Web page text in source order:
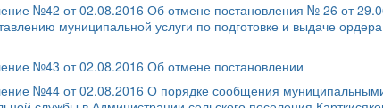
№42 от 02.08.2016 Об отмене постановления № 26 от
муниципальной услуги по подготовке и выдаче
№43 от 02.08.2016 Об отмене постановлении
№44 от 02.08.2016 О порядке сообщения